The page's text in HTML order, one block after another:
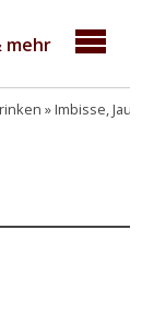
mehr
Imbisse,